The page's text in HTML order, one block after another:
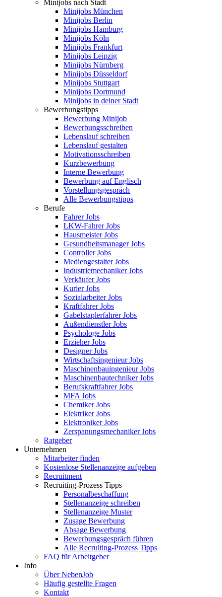
Minijobs nach Stadt
Minijobs München
Minijobs Berlin
Minijobs Hamburg
Minijobs Köln
Minijobs Frankfurt
Minijobs Leipzig
Minijobs Nürnberg
Minijobs Düsseldorf
Minijobs Stuttgart
Minijobs Dortmund
Minijobs in deiner Stadt
Bewerbungstipps
Bewerbung Minijob
Bewerbungsschreiben
Lebenslauf schreiben
Lebenslauf gestalten
Motivationsschreiben
Kurzbewerbung
Interne Bewerbung
Bewerbung auf Englisch
Vorstellungsgespräch
Alle Bewerbungstipps
Berufe
Fahrer Jobs
LKW-Fahrer Jobs
Hausmeister Jobs
Gesundheitsmanager Jobs
Controller Jobs
Mediengestalter Jobs
Industriemechaniker Jobs
Verkäufer Jobs
Kurier Jobs
Sozialarbeiter Jobs
Kraftfahrer Jobs
Gabelstaplerfahrer Jobs
Außendienstler Jobs
Psychologe Jobs
Erzieher Jobs
Designer Jobs
Wirtschaftsingenieur Jobs
Maschinenbauingenieur Jobs
Maschinenbautechniker Jobs
Berufskraftfahrer Jobs
MFA Jobs
Chemiker Jobs
Elektriker Jobs
Elektroniker Jobs
Zerspanungsmechaniker Jobs
Ratgeber
Unternehmen
Mitarbeiter finden
Kostenlose Stellenanzeige aufgeben
Recruitment
Recruiting-Prozess Tipps
Personalbeschaffung
Stellenanzeige schreiben
Stellenanzeige Muster
Zusage Bewerbung
Absage Bewerbung
Bewerbungsgespräch führen
Alle Recruiting-Prozess Tipps
FAQ für Arbeitgeber
Info
Über NebenJob
Häufig gestellte Fragen
Kontakt